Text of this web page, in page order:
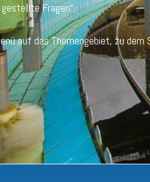
Fragen“.
auf das Themengebiet, zu dem